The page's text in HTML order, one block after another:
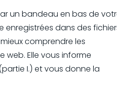
un bandeau en bas de
dans des
comprendre les
Elle vous informe
I.) et vous donne la